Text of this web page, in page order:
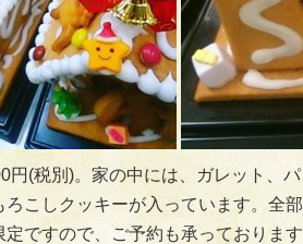
円(税別)。家の中には、ガレット、
ろこしクッキーが入っています。全
ですので、ご予約も承っておりま